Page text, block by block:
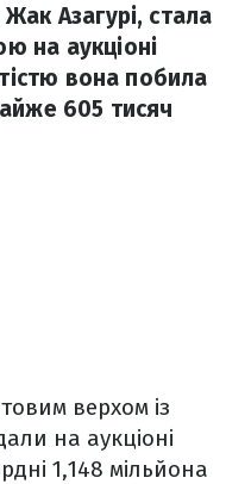
Азагурі, стала
на аукціоні
вона побила
605 тисяч
верхом із
на аукціоні
1,148 мільйона